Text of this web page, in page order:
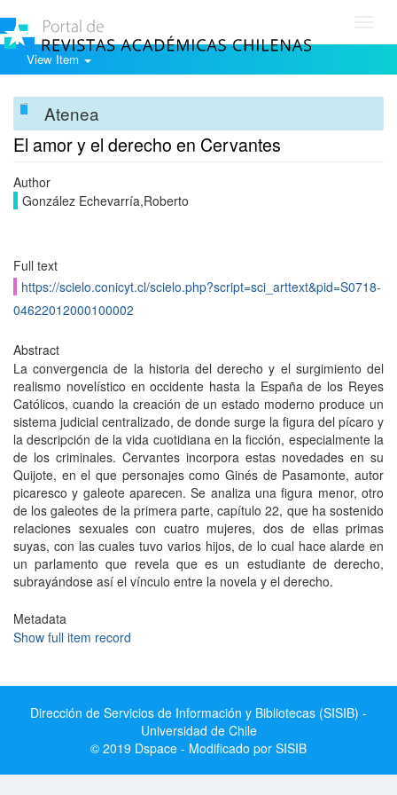
View Item
Atenea
El amor y el derecho en Cervantes
Author
González Echevarría,Roberto
Full text
https://scielo.conicyt.cl/scielo.php?script=sci_arttext&pid=S0718-
04622012000100002
Abstract
La convergencia de la historia del derecho y el surgimiento del
realismo novelístico en occidente hasta la España de los Reyes
Católicos, cuando la creación de un estado moderno produce un
sistema judicial centralizado, de donde surge la figura del pícaro y
la descripción de la vida cuotidiana en la ficción, especialmente la
de los criminales. Cervantes incorpora estas novedades en su
Quijote, en el que personajes como Ginés de Pasamonte, autor
picaresco y galeote aparecen. Se analiza una figura menor, otro
de los galeotes de la primera parte, capítulo 22, que ha sostenido
relaciones sexuales con cuatro mujeres, dos de ellas primas
suyas, con las cuales tuvo varios hijos, de lo cual hace alarde en
un parlamento que revela que es un estudiante de derecho,
subrayándose así el vínculo entre la novela y el derecho.
Metadata
Show full item record
Dirección de Servicios de Información y Bibliotecas (SISIB) -
Universidad de Chile
© 2019 Dspace - Modificado por SISIB